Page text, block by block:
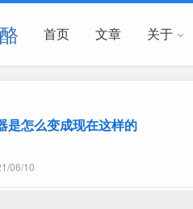
首页 文章 关于
是怎么变成现在这样的
06/10